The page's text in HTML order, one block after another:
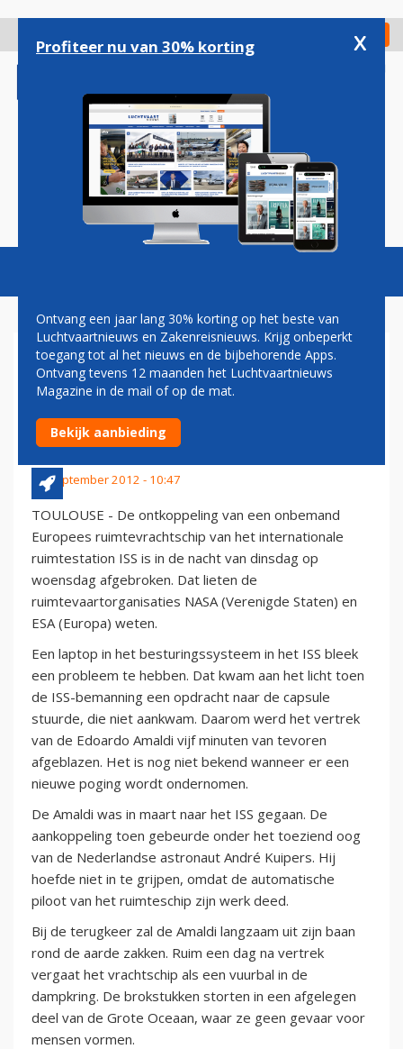
gaan
Check in
Magazine Podcasts Vacatures
ONTKOPPELING
RUIMTEVRACHTSCHIP
AFGEBROKEN
26 september 2012 - 10:47
TOULOUSE - De ontkoppeling van een onbemand
Europees ruimtevrachtschip van het internationale
ruimtestation ISS is in de nacht van dinsdag op
woensdag afgebroken. Dat lieten de
ruimtevaartorganisaties NASA (Verenigde Staten) en
ESA (Europa) weten.
Een laptop in het besturingssysteem in het ISS bleek
een probleem te hebben. Dat kwam aan het licht toen
de ISS-bemanning een opdracht naar de capsule
stuurde, die niet aankwam. Daarom werd het vertrek
van de Edoardo Amaldi vijf minuten van tevoren
afgeblazen. Het is nog niet bekend wanneer er een
nieuwe poging wordt ondernomen.
De Amaldi was in maart naar het ISS gegaan. De
aankoppeling toen gebeurde onder het toeziend oog
van de Nederlandse astronaut André Kuipers. Hij
hoefde niet in te grijpen, omdat de automatische
piloot van het ruimteschip zijn werk deed.
Bij de terugkeer zal de Amaldi langzaam uit zijn baan
rond de aarde zakken. Ruim een dag na vertrek
vergaat het vrachtschip als een vuurbal in de
dampkring. De brokstukken storten in een afgelegen
deel van de Grote Oceaan, waar ze geen gevaar voor
mensen vormen.
Profiteer nu van 30% korting x
Ontvang een jaar lang 30% korting op het beste van
Luchtvaartnieuws en Zakenreisnieuws. Krijg onbeperkt
toegang tot al het nieuws en de bijbehorende Apps.
Ontvang tevens 12 maanden het Luchtvaartnieuws
Magazine in de mail of op de mat.
Bekijk aanbieding